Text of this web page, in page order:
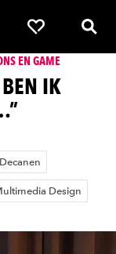
Favorieten
EN GAME
IK
Decanen
Design